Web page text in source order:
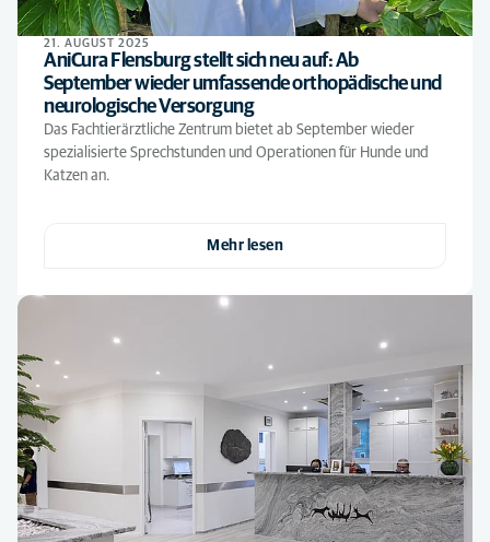
21. AUGUST 2025
AniCura Flensburg stellt sich neu auf: Ab
September wieder umfassende orthopädische und
neurologische Versorgung
Das Fachtierärztliche Zentrum bietet ab September wieder
spezialisierte Sprechstunden und Operationen für Hunde und
Katzen an.
Mehr lesen